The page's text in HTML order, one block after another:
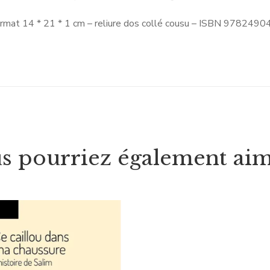
14 * 21 * 1 cm – reliure dos collé cousu – ISBN
pourriez également